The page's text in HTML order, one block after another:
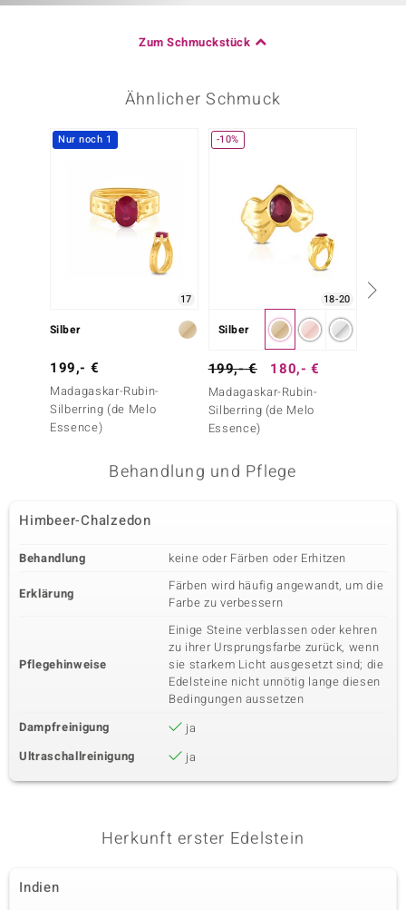
Zum Schmuckstück
Ähnlicher Schmuck
Nur noch 1
17
Silber
199,- €
Madagaskar-Rubin-
Silberring (de Melo
Essence)
-10%
18-20
Silber
199,- € 180,- €
Madagaskar-Rubin-
Silberring (de Melo
Essence)
Behandlung und Pflege
Himbeer-Chalzedon
Behandlung keine oder Färben oder Erhitzen
Erklärung
Färben wird häufig angewandt, um die
Farbe zu verbessern
Pflegehinweise
Einige Steine verblassen oder kehren
zu ihrer Ursprungsfarbe zurück, wenn
sie starkem Licht ausgesetzt sind; die
Edelsteine nicht unnötig lange diesen
Bedingungen aussetzen
Dampfreinigung
ja
Ultraschallreinigung
ja
Herkunft erster Edelstein
Indien